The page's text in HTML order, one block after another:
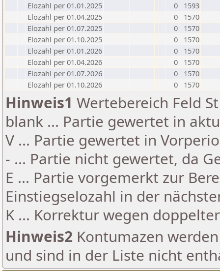
Elozahl per 01.01.2025
0
1593
Elozahl per 01.04.2025
0
1570
Elozahl per 01.07.2025
0
1570
Elozahl per 01.10.2025
0
1570
Elozahl per 01.01.2026
0
1570
Elozahl per 01.04.2026
0
1570
Elozahl per 01.07.2026
0
1570
Elozahl per 01.10.2026
0 1570
Hinweis1 Wertebereich Feld
blank ... Partie gewertet in
V ... Partie gewertet in
- ... Partie nicht gewertet, da
E ... Partie vorgemerkt zur
Einstiegselozahl in der
K ... Korrektur wegen
Hinweis2 Kontumazen
und sind in der Liste nicht